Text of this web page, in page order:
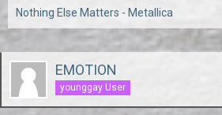
Nothing Else Matters - Metallica
EMOTION
younggay User